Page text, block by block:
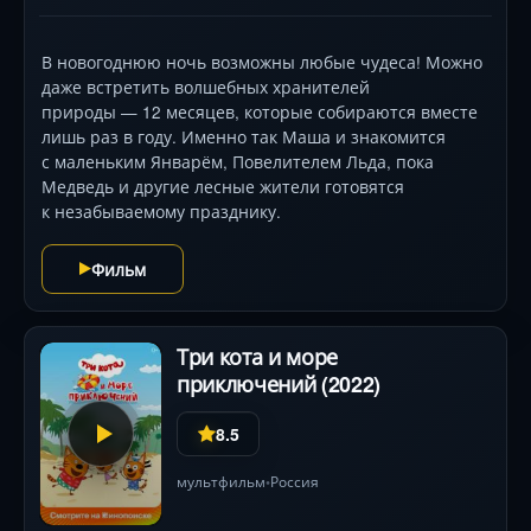
В новогоднюю ночь возможны любые чудеса! Можно
даже встретить волшебных хранителей
природы — 12 месяцев, которые собираются вместе
лишь раз в году. Именно так Маша и знакомится
с маленьким Январём, Повелителем Льда, пока
Медведь и другие лесные жители готовятся
к незабываемому празднику.
Фильм
Три кота и море
приключений (2022)
8.5
мультфильм•Россия